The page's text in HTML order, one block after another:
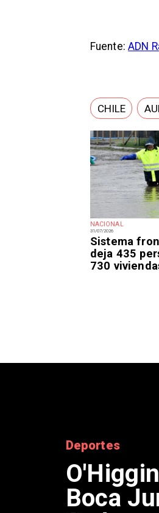
NACIONAL
31/07/2026
Sistema
deja 435
730
Fuente:ADN
CHILE
Nacional
doble